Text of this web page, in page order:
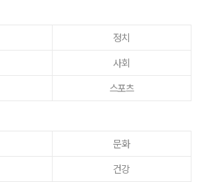
정치
사회
스포츠
문화
건강